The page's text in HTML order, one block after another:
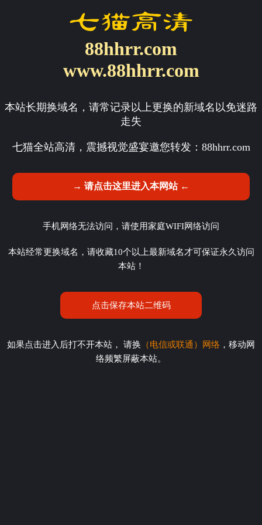
88hhrr.com
www.88hhrr.com
本站长期换域名，请常记录以上更换的新域名以免迷路
走失
七猫全站高清，震撼视觉盛宴邀您转发： 88hhrr.com
→ 请点击这里进入本网站 ←
手机网络无法访问，请使用家庭WIFI网络访问
本站经常更换域名，请收藏10个以上最新域名才可保证永久访问
本站！
点击保存本站二维码
如果点击进入后打不开本站， 请换 （电信或联通）网络 ，移动网
络频繁屏蔽本站。